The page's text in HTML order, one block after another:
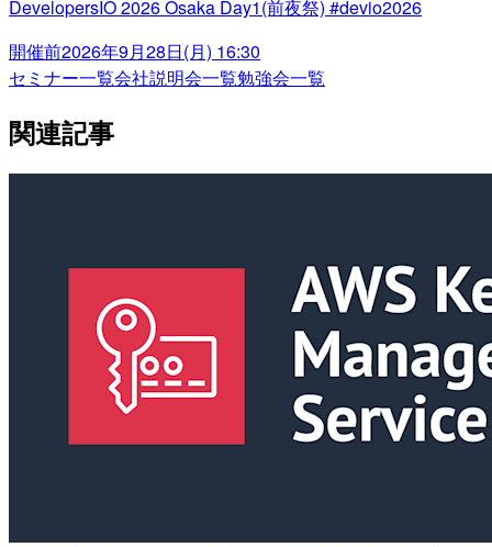
DevelopersIO 2026 Osaka Day1(前夜祭) #devio2026
開催前2026年9月28日(月) 16:30
セミナー一覧会社説明会一覧勉強会一覧
関連記事